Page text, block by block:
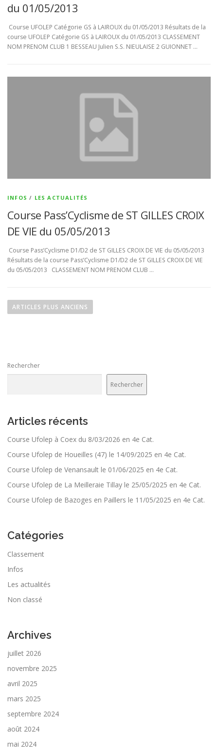
du 01/05/2013
Course UFOLEP Catégorie GS à LAIROUX du 01/05/2013 Résultats de la
course UFOLEP Catégorie GS à LAIROUX du 01/05/2013 CLASSEMENT
NOM PRENOM CLUB 1 BESSEAU Julien S.S. NIEULAISE 2 GUIONNET …
INFOS / LES ACTUALITÉS
Course Pass’Cyclisme de ST GILLES CROIX
DE VIE du 05/05/2013
Course Pass’Cyclisme D1/D2 de ST GILLES CROIX DE VIE du 05/05/2013
Résultats de la course Pass’Cyclisme D1/D2 de ST GILLES CROIX DE VIE
du 05/05/2013 CLASSEMENT NOM PRENOM CLUB …
a
t
d
s
a
r
t
i
e
ARTICLES PLUS ANCIENS
Rechercher
Rechercher
Articles récents
Course Ufolep à Coex du 8/03/2026 en 4e Cat.
Course Ufolep de Houeilles (47) le 14/09/2025 en 4e Cat.
Course Ufolep de Venansault le 01/06/2025 en 4e Cat.
Course Ufolep de La Meilleraie Tillay le 25/05/2025 en 4e Cat.
Course Ufolep de Bazoges en Paillers le 11/05/2025 en 4e Cat.
Catégories
Classement
Infos
Les actualités
Non classé
Archives
juillet 2026
novembre 2025
avril 2025
mars 2025
septembre 2024
août 2024
mai 2024